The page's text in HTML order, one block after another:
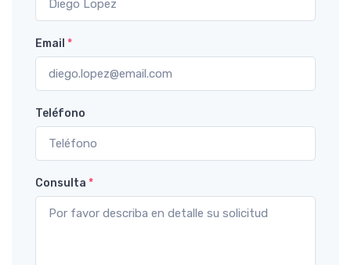
Email *
Teléfono
Consulta *